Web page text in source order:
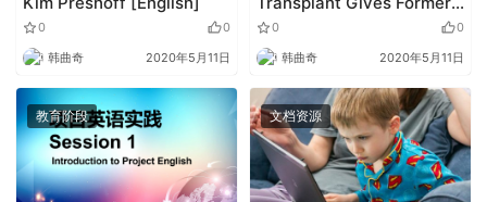
0 0
韩曲奇 2020年5月11日
US Soldier a New Life
0 0
韩曲奇 2020年5月11日
教育阶段 文档资源